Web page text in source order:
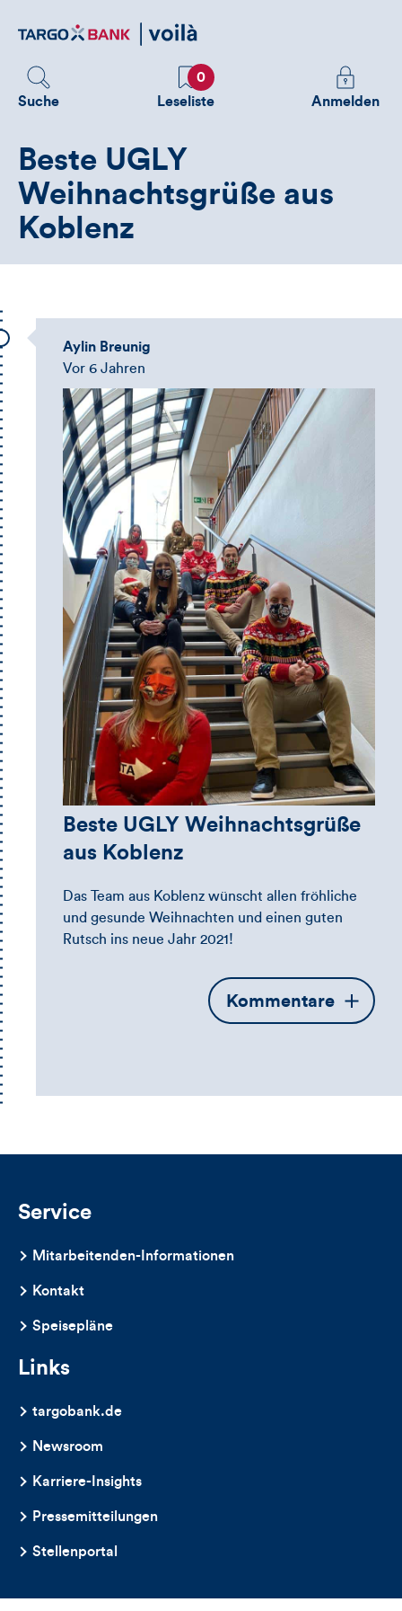
zum
Suche
Favoriten
0
Leseliste
Melden
Sie
Anmelden
Beste UGLY
Weihnachtsgrüße aus
Koblenz
Aylin Breunig
Vor 6 Jahren
Beste UGLY Weihnachtsgrüße
aus Koblenz
Das Team aus Koblenz wünscht allen fröhliche
und gesunde Weihnachten und einen guten
Rutsch ins neue Jahr 2021!
Öffnet
die
Kommentare
Service
Mitarbeitenden-Informationen
Kontakt
Speisepläne
Links
targobank.de
Newsroom
Karriere-Insights
Pressemitteilungen
Stellenportal